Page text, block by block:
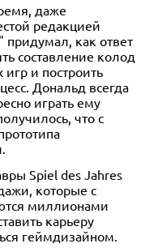
даже
редакцией
как ответ
составление колод
и построить
Дональд всегда
играть ему
что с
Spiel des Jahres
которые с
миллионами
карьеру
геймдизайном.